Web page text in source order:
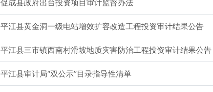
促成县政府出台投资项目审计监督办法
平江县黄金洞一级电站增效扩容改造工程投资审计结果公告
平江县三市镇西南村滑坡地质灾害防治工程投资审计结果公告
平江县审计局“双公示”目录指导性清单